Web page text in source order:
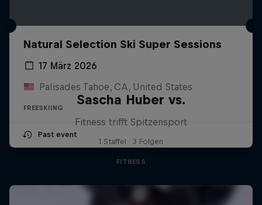
Natural Selection Ski Super Sessions
17 März 2026
Palisades Tahoe, CA, United States
FREESKIING
Past event
Sascha Huber vs.
Fitness trifft Spitzensport
1 Staffel · 3 Folgen
FITNESS